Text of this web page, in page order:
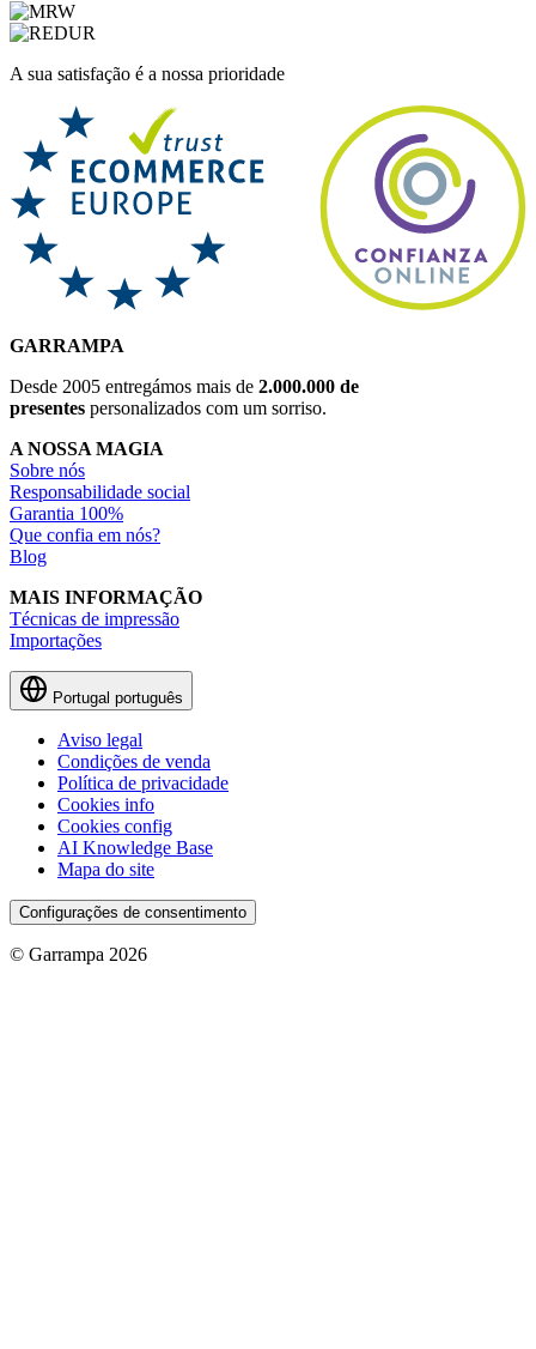
A sua satisfação é a nossa prioridade
GARRAMPA
Desde 2005 entregámos mais de 2.000.000 de
presentes personalizados com um sorriso.
A NOSSA MAGIA
Sobre nós
Responsabilidade social
Garantia 100%
Que confia em nós?
Blog
MAIS INFORMAÇÃO
Técnicas de impressão
Importações
Portugal português
Aviso legal
Condições de venda
Política de privacidade
Cookies info
Cookies config
AI Knowledge Base
Mapa do site
Configurações de consentimento
© Garrampa 2026